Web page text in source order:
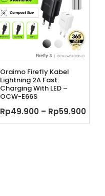
Oraimo Firefly Kabel
Lightning 2A Fast
Charging With LED –
OCW-E66S
Rp49.900 – Rp59.900